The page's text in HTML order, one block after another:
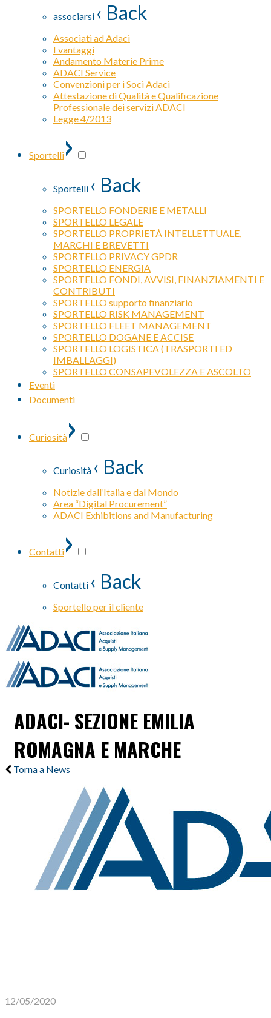
associarsi ‹ Back
Associati ad Adaci
I vantaggi
Andamento Materie Prime
ADACI Service
Convenzioni per i Soci Adaci
Attestazione di Qualità e Qualificazione
Professionale dei servizi ADACI
Legge 4/2013
Sportelli›
Sportelli ‹ Back
SPORTELLO FONDERIE E METALLI
SPORTELLO LEGALE
SPORTELLO PROPRIETÀ INTELLETTUALE,
MARCHI E BREVETTI
SPORTELLO PRIVACY GPDR
SPORTELLO ENERGIA
SPORTELLO FONDI, AVVISI, FINANZIAMENTI E
CONTRIBUTI
SPORTELLO supporto finanziario
SPORTELLO RISK MANAGEMENT
SPORTELLO FLEET MANAGEMENT
SPORTELLO DOGANE E ACCISE
SPORTELLO LOGISTICA (TRASPORTI ED
IMBALLAGGI)
SPORTELLO CONSAPEVOLEZZA E ASCOLTO
Eventi
Documenti
Curiosità›
Curiosità ‹ Back
Notizie dall’Italia e dal Mondo
Area “Digital Procurement”
ADACI Exhibitions and Manufacturing
Contatti›
Contatti ‹ Back
Sportello per il cliente
ADACI- SEZIONE EMILIA
ROMAGNA E MARCHE
Torna a News
12/05/2020